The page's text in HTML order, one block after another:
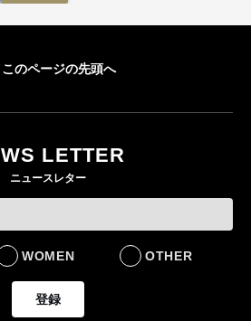
このページの先頭へ
LETTER
ニュースレター
WOMEN OTHER
登録